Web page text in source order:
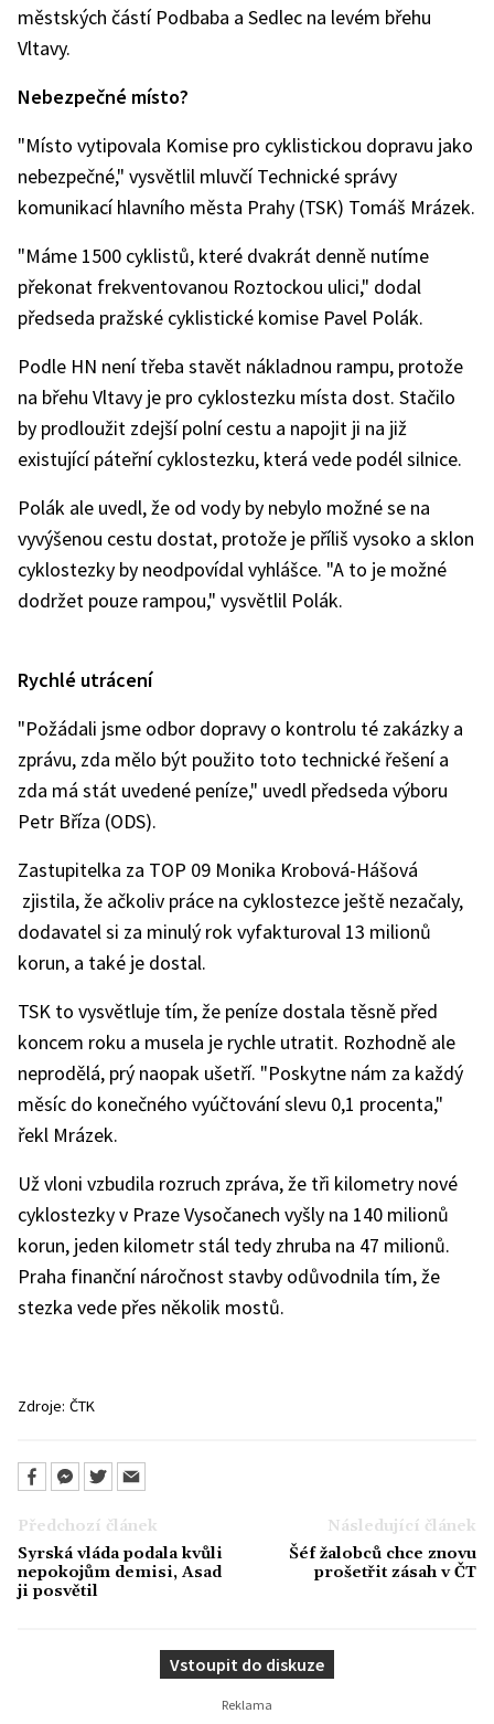
městských částí Podbaba a Sedlec na levém břehu
Vltavy.
Nebezpečné místo?
"Místo vytipovala Komise pro cyklistickou dopravu jako
nebezpečné," vysvětlil mluvčí Technické správy
komunikací hlavního města Prahy (TSK) Tomáš Mrázek.
"Máme 1500 cyklistů, které dvakrát denně nutíme
překonat frekventovanou Roztockou ulici," dodal
předseda pražské cyklistické komise Pavel Polák.
Podle HN není třeba stavět nákladnou rampu, protože
na břehu Vltavy je pro cyklostezku místa dost. Stačilo
by prodloužit zdejší polní cestu a napojit ji na již
existující páteřní cyklostezku, která vede podél silnice.
Polák ale uvedl, že od vody by nebylo možné se na
vyvýšenou cestu dostat, protože je příliš vysoko a sklon
cyklostezky by neodpovídal vyhlášce. "A to je možné
dodržet pouze rampou," vysvětlil Polák.
Rychlé utrácení
"Požádali jsme odbor dopravy o kontrolu té zakázky a
zprávu, zda mělo být použito toto technické řešení a
zda má stát uvedené peníze," uvedl předseda výboru
Petr Bříza (ODS).
Zastupitelka za TOP 09 Monika Krobová-Hášová
zjistila, že ačkoliv práce na cyklostezce ještě nezačaly,
dodavatel si za minulý rok vyfakturoval 13 milionů
korun, a také je dostal.
TSK to vysvětluje tím, že peníze dostala těsně před
koncem roku a musela je rychle utratit. Rozhodně ale
neprodělá, prý naopak ušetří. "Poskytne nám za každý
měsíc do konečného vyúčtování slevu 0,1 procenta,"
řekl Mrázek.
Už vloni vzbudila rozruch zpráva, že tři kilometry nové
cyklostezky v Praze Vysočanech vyšly na 140 milionů
korun, jeden kilometr stál tedy zhruba na 47 milionů.
Praha finanční náročnost stavby odůvodnila tím, že
stezka vede přes několik mostů.
Zdroje: ČTK
Předchozí článek
Syrská vláda podala kvůli
nepokojům demisi, Asad
ji posvětil
Následující článek
Šéf žalobců chce znovu
prošetřit zásah v ČT
Vstoupit do diskuze